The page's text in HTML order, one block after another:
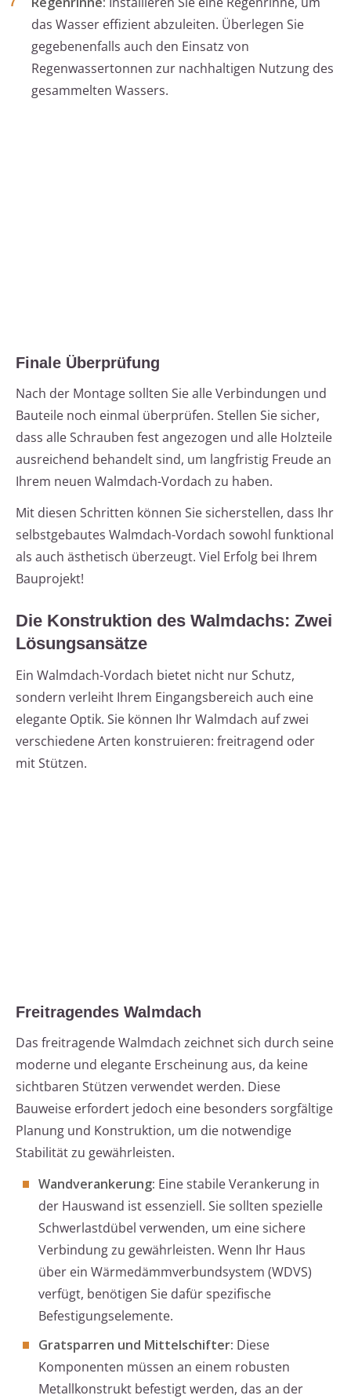
das Wasser effizient abzuleiten. Überlegen Sie
gegebenenfalls auch den Einsatz von
Regenwassertonnen zur nachhaltigen Nutzung des
gesammelten Wassers.
Finale Überprüfung
Nach der Montage sollten Sie alle Verbindungen und
Bauteile noch einmal überprüfen. Stellen Sie sicher,
dass alle Schrauben fest angezogen und alle Holzteile
ausreichend behandelt sind, um langfristig Freude an
Ihrem neuen Walmdach-Vordach zu haben.
Mit diesen Schritten können Sie sicherstellen, dass Ihr
selbstgebautes Walmdach-Vordach sowohl funktional
als auch ästhetisch überzeugt. Viel Erfolg bei Ihrem
Bauprojekt!
Die Konstruktion des Walmdachs: Zwei
Lösungsansätze
Ein Walmdach-Vordach bietet nicht nur Schutz,
sondern verleiht Ihrem Eingangsbereich auch eine
elegante Optik. Sie können Ihr Walmdach auf zwei
verschiedene Arten konstruieren: freitragend oder
mit Stützen.
Freitragendes Walmdach
Das freitragende Walmdach zeichnet sich durch seine
moderne und elegante Erscheinung aus, da keine
sichtbaren Stützen verwendet werden. Diese
Bauweise erfordert jedoch eine besonders sorgfältige
Planung und Konstruktion, um die notwendige
Stabilität zu gewährleisten.
Wandverankerung: Eine stabile Verankerung in
der Hauswand ist essenziell. Sie sollten spezielle
Schwerlastdübel verwenden, um eine sichere
Verbindung zu gewährleisten. Wenn Ihr Haus
über ein Wärmedämmverbundsystem (WDVS)
verfügt, benötigen Sie dafür spezifische
Befestigungselemente.
Gratsparren und Mittelschifter: Diese
Komponenten müssen an einem robusten
Metallkonstrukt befestigt werden, das an der